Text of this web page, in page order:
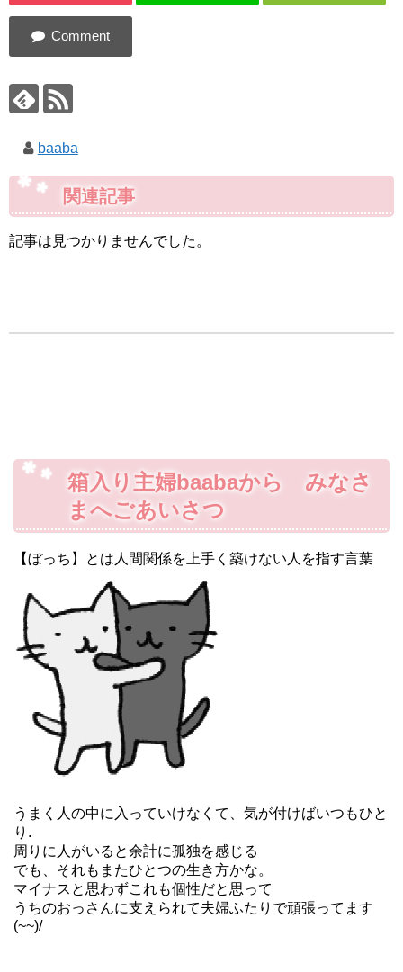
baaba
関連記事
記事は見つかりませんでした。
箱入り主婦baabaから みなさ
まへごあいさつ
【ぼっち】とは人間関係を上手く築けない人を指す言葉
うまく人の中に入っていけなくて、気が付けばいつもひと
り.
周りに人がいると余計に孤独を感じる
でも、それもまたひとつの生き方かな。
マイナスと思わずこれも個性だと思って
うちのおっさんに支えられて夫婦ふたりで頑張ってます
(~~)/